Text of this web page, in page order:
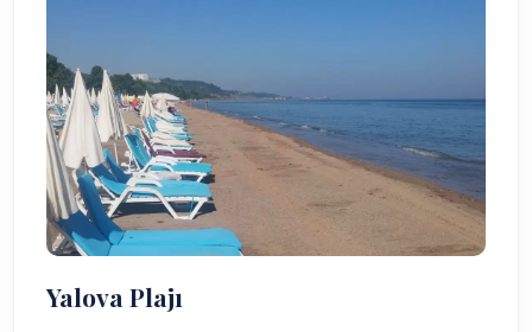
Yalova Plajı